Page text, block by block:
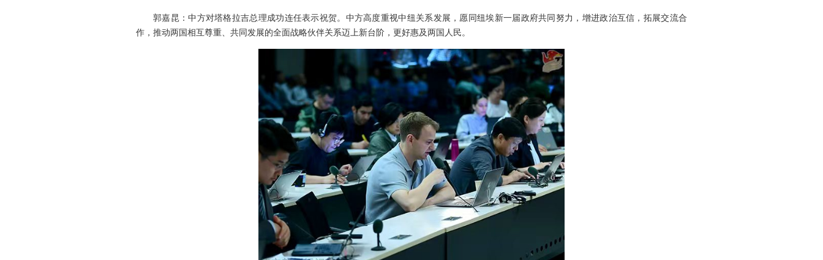
郭嘉昆：中方对塔格拉吉总理成功连任表示祝贺。中方高度重视中纽关系发展，愿同纽埃新一届政府共同努力，增进政治互信，拓展交流合
作，推动两国相互尊重、共同发展的全面战略伙伴关系迈上新台阶，更好惠及两国人民。